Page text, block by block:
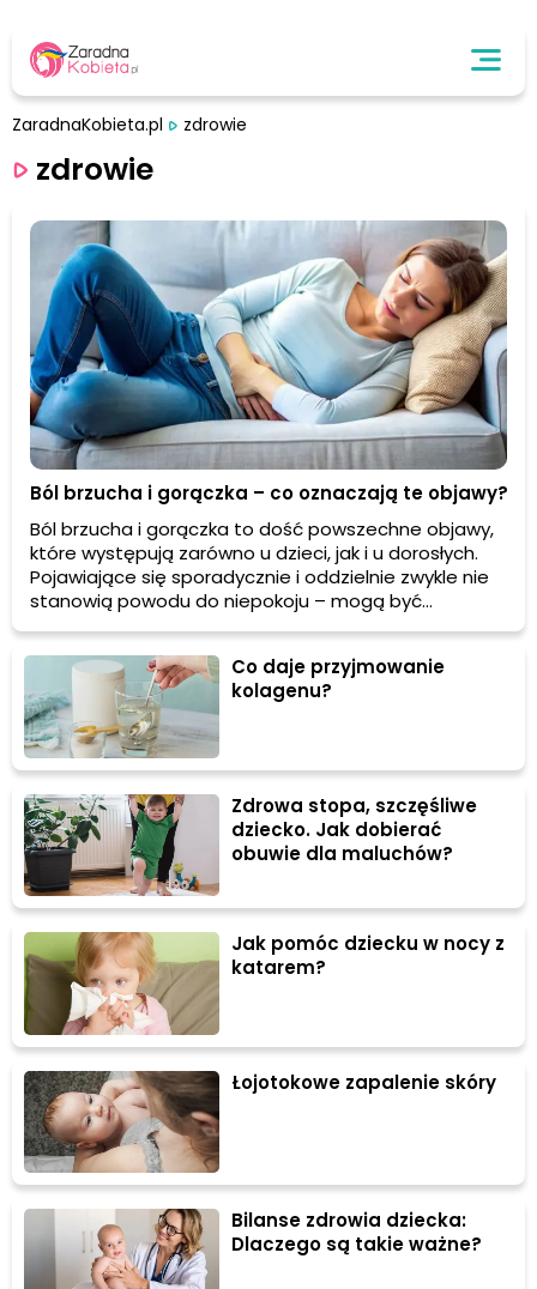
ZaradnaKobieta.pl zdrowie
zdrowie
Ból brzucha i gorączka – co oznaczają te objawy?
Ból brzucha i gorączka to dość powszechne objawy,
które występują zarówno u dzieci, jak i u dorosłych.
Pojawiające się sporadycznie i oddzielnie zwykle nie
stanowią powodu do niepokoju – mogą być
symptomem przejedzenia i niestrawności (w
przypadku bólu brzucha) czy też sezonowej infekcji (w
przypadku podwyższonej temperatury). W pewnych
okolicznościach wymagają jednak konsultacji z
lekarzem. Sprawdź, kiedy z bólem brzucha i gorączką
trzeba udać się do specjalisty.
Co daje przyjmowanie
kolagenu?
Zdrowa stopa, szczęśliwe
dziecko. Jak dobierać
obuwie dla maluchów?
Jak pomóc dziecku w nocy z
katarem?
Łojotokowe zapalenie skóry
Bilanse zdrowia dziecka:
Dlaczego są takie ważne?